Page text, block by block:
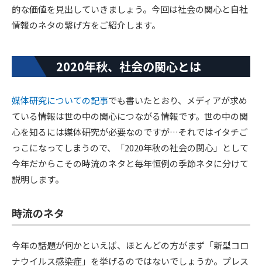
的な価値を見出していきましょう。今回は社会の関心と自社
情報のネタの繋げ方をご紹介します。
2020年秋、社会の関心とは
媒体研究についての記事でも書いたとおり、メディアが求め
ている情報は世の中の関心につながる情報です。世の中の関
心を知るには媒体研究が必要なのですが…それではイタチご
っこになってしまうので、「2020年秋の社会の関心」として
今年だからこその時流のネタと毎年恒例の季節ネタに分けて
説明します。
時流のネタ
今年の話題が何かといえば、ほとんどの方がまず「新型コロ
ナウイルス感染症」を挙げるのではないでしょうか。プレス